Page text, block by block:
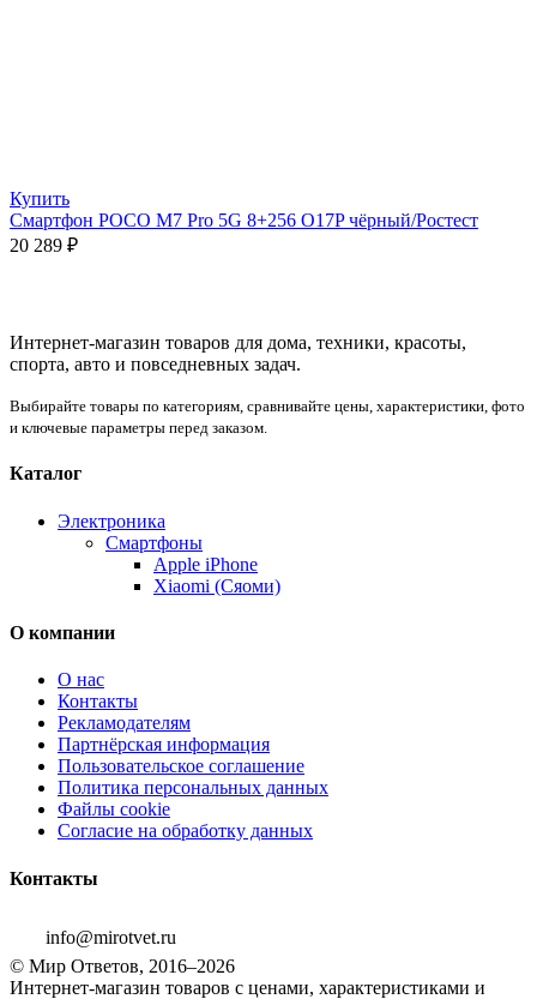
Купить
Смартфон POCO M7 Pro 5G 8+256 O17P чёрный/Ростест
20 289 ₽
Интернет-магазин товаров для дома, техники, красоты,
спорта, авто и повседневных задач.
Выбирайте товары по категориям, сравнивайте цены, характеристики, фото
и ключевые параметры перед заказом.
Каталог
Электроника
Смартфоны
Apple iPhone
Xiaomi (Сяоми)
О компании
О нас
Контакты
Рекламодателям
Партнёрская информация
Пользовательское соглашение
Политика персональных данных
Файлы cookie
Согласие на обработку данных
Контакты
info@mirotvet.ru
© Мир Ответов, 2016–2026
Интернет-магазин товаров с ценами, характеристиками и